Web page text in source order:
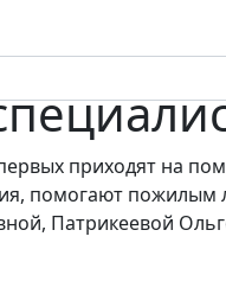
приходят на
помогают
Патрикеевой